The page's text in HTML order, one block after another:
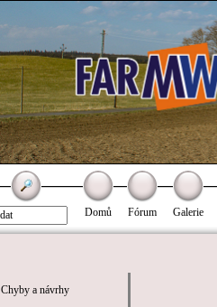
Domů Fórum Galerie
Chyby a návrhy